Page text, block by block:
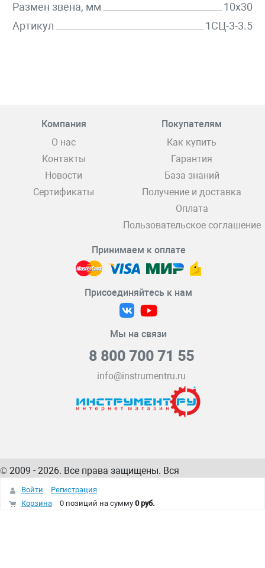
Размен звена, мм
10х30
Артикул
1СЦ-3-3.5
Компания
О нас
Контакты
Новости
Сертификаты
Покупателям
Как купить
Гарантия
База знаний
Получение и доставка
Оплата
Пользовательское соглашение
Принимаем к оплате
Присоединяйтесь к нам
Мы на связи
8 800 700 71 55
info@instrumentru.ru
© 2009 - 2026. Все права защищены. Вся
информация на сайте – собственность
интернет-магазина
Войти
Регистрация
Корзина
0 позиций на сумму 0 руб.